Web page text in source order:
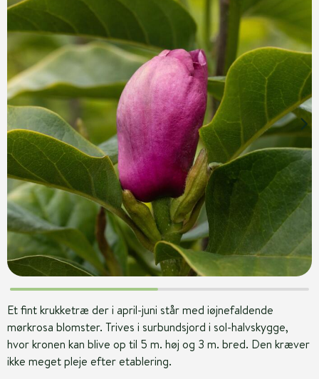
Et fint krukketræ der i april-juni står med iøjnefaldende
mørkrosa blomster. Trives i surbundsjord i sol-halvskygge,
hvor kronen kan blive op til 5 m. høj og 3 m. bred. Den kræver
ikke meget pleje efter etablering.